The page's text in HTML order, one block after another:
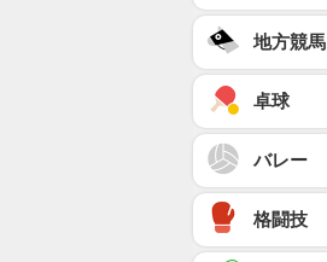
地方競馬
卓球
バレー
格闘技